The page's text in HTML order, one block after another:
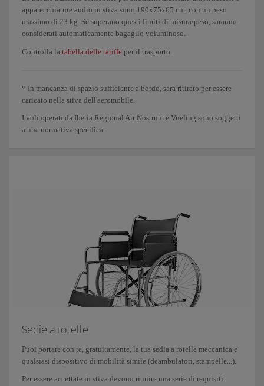
Sedia a rotelle Gratuito
la franchigia. A causa dei limiti di spazio in stiva, sui
operati da Vueling
o sui viaggi in connessione con voli Iberia operati da
apparecchiature audio in stiva sono 190x75x65 cm, con un peso
massimo di 23 kg. Se superano questi limiti di misura/peso, saranno
considerati automaticamente bagaglio voluminoso.
Controlla la tabella delle tariffe per il trasporto.
* In mancanza di spazio sufficiente a bordo, sarà ritirato per essere
caricato nella stiva dell'aeromobile.
I voli operati da Iberia Regional Air Nostrum e Vueling sono soggetti
a una normativa specifica.
Sedie a rotelle
Puoi portare con te, gratuitamente, la tua sedia a rotelle meccanica e
qualsiasi dispositivo di mobilità simile (deambulatori, stampelle...).
Per essere accettate in stiva devono riunire una serie di requisiti: